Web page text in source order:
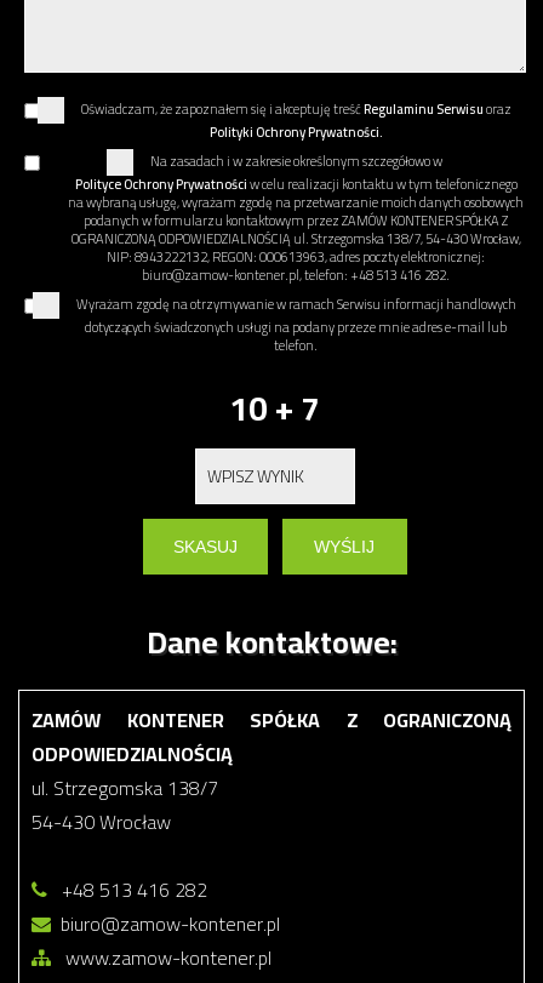
Oświadczam, że zapoznałem się i akceptuję treśćRegulaminu Serwisuoraz
Polityki Ochrony Prywatności.
Na zasadach i w zakresie określonym szczegółowo w
Polityce Ochrony Prywatnościw celu realizacji kontaktu w tym telefonicznego
na wybraną usługę, wyrażam zgodę na przetwarzanie moich danych osobowych
podanych w formularzu kontaktowym przez ZAMÓW KONTENER SPÓŁKA Z
OGRANICZONĄ ODPOWIEDZIALNOŚCIĄ ul. Strzegomska 138/7, 54-430 Wrocław,
NIP: 8943222132, REGON: 000613963, adres poczty elektronicznej:
biuro@zamow-kontener.pl, telefon: +48 513 416 282.
Wyrażam zgodę na otrzymywanie w ramach Serwisu informacji handlowych
dotyczących świadczonych usługi na podany przeze mnie adres e-mail lub
telefon.
10 + 7
Dane kontaktowe:
ZAMÓW KONTENER SPÓŁKA Z OGRANICZONĄ
ODPOWIEDZIALNOŚCIĄ
ul. Strzegomska 138/7
54-430 Wrocław
+48 513 416 282
biuro@zamow-kontener.pl
www.zamow-kontener.pl